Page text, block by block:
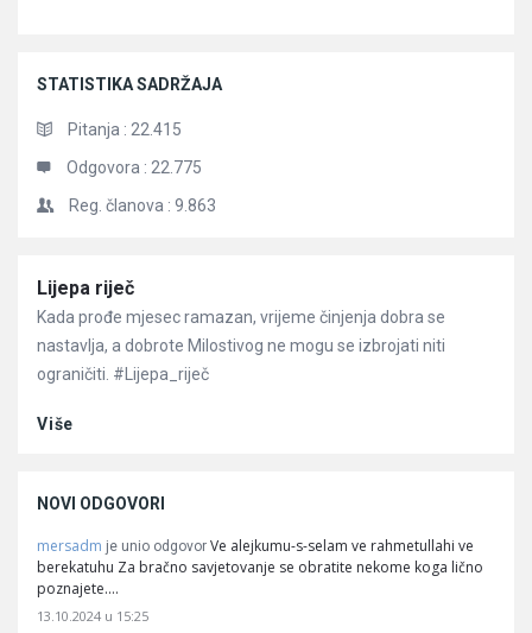
STATISTIKA SADRŽAJA
Pitanja : 22.415
Odgovora : 22.775
Reg. članova : 9.863
Članci
Lijepa riječ
Kada prođe mjesec ramazan, vrijeme činjenja dobra se
nastavlja, a dobrote Milostivog ne mogu se izbrojati niti
ograničiti. #Lijepa_riječ
Više
NOVI ODGOVORI
mersadm je unio odgovor Ve alejkumu-s-selam ve rahmetullahi ve
berekatuhu Za bračno savjetovanje se obratite nekome koga lično
poznajete.…
13.10.2024 u 15:25